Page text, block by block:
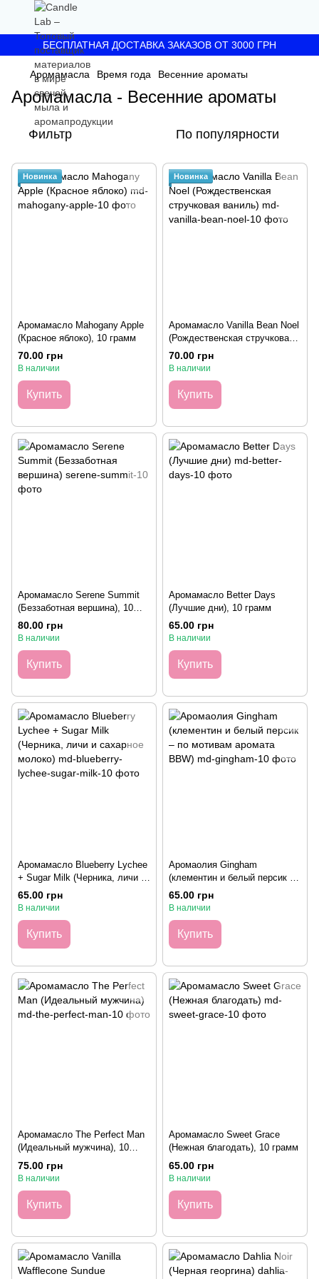
БЕСПЛАТНАЯ ДОСТАВКА ЗАКАЗОВ ОТ 3000 ГРН
Аромамасла Время года Весенние ароматы
Аромамасла - Весенние ароматы
Фильтр По популярности
Новинка
Аромамасло Mahogany Apple
(Красное яблоко), 10 грамм
70.00 грн
В наличии
Купить
Новинка
Аромамасло Vanilla Bean Noel
(Рождественская стручковая
ваниль), 10 грамм
70.00 грн
В наличии
Купить
Аромамасло Serene Summit
(Беззаботная вершина), 10
грамм
80.00 грн
В наличии
Купить
Аромамасло Better Days
(Лучшие дни), 10 грамм
65.00 грн
В наличии
Купить
Аромамасло Blueberry Lychee
+ Sugar Milk (Черника, личи и
сахарное молоко), 10 грамм
65.00 грн
В наличии
Купить
Аромаолия Gingham
(клементин и белый персик –
по мотивам аромата BBW), 10
грамм
65.00 грн
В наличии
Купить
Аромамасло The Perfect Man
(Идеальный мужчина), 10
грамм
75.00 грн
В наличии
Купить
Аромамасло Sweet Grace
(Нежная благодать), 10 грамм
65.00 грн
В наличии
Купить